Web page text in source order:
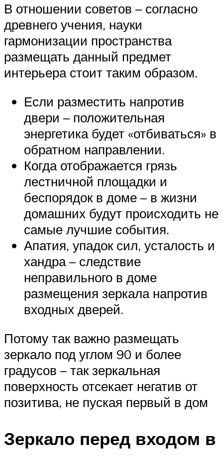
В отношении советов – согласно
древнего учения, науки
гармонизации пространства
размещать данный предмет
интерьера стоит таким образом.
Если разместить напротив
двери – положительная
энергетика будет «отбиваться» в
обратном направлении.
Когда отображается грязь
лестничной площадки и
беспорядок в доме – в жизни
домашних будут происходить не
самые лучшие события.
Апатия, упадок сил, усталость и
хандра – следствие
неправильного в доме
размещения зеркала напротив
входных дверей.
Потому так важно размещать
зеркало под углом 90 и более
градусов – так зеркальная
поверхность отсекает негатив от
позитива, не пуская первый в дом
Зеркало перед входом в